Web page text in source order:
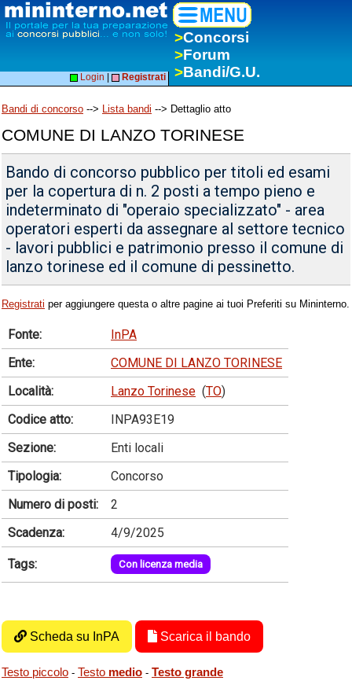
>Concorsi
>Forum
>Bandi/G.U.
Login Registrati
Bandi di concorso --> Lista bandi --> Dettaglio atto
COMUNE DI LANZO TORINESE
Bando di concorso pubblico per titoli ed esami
per la copertura di n. 2 posti a tempo pieno e
indeterminato di "operaio specializzato" - area
operatori esperti da assegnare al settore tecnico
- lavori pubblici e patrimonio presso il comune di
lanzo torinese ed il comune di pessinetto.
Registrati per aggiungere questa o altre pagine ai tuoi Preferiti su Mininterno.
Fonte:
InPA
Ente:
COMUNE DI LANZO TORINESE
Località:
Lanzo Torinese (TO)
Codice atto:
INPA93E19
Sezione:
Enti locali
Tipologia:
Concorso
Numero di posti:
2
Scadenza:
4/9/2025
Tags: Con licenza media
Scheda su InPA Scarica il bando
Testo piccolo - Testo medio - Testo grande